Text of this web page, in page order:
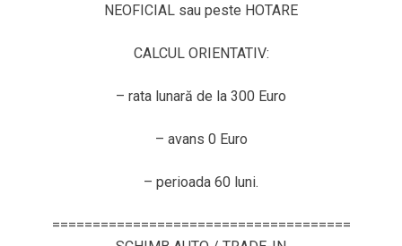
NEOFICIAL sau peste HOTARE
CALCUL ORIENTATIV:
– rata lunară de la 300 Euro
– avans 0 Euro
– perioada 60 luni.
=====================================